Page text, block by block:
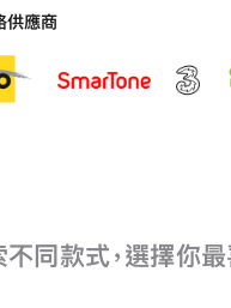
供應商
不同款式，選擇你